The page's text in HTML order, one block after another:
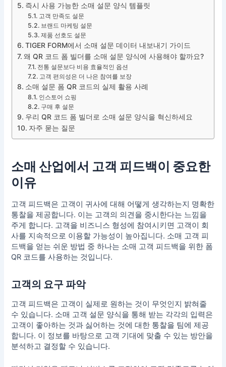
즉시 사용 가능한 소매 설문 양식 템플릿
고객 만족도 설문
브랜드 마케팅 설문
제품 선호도 설문
TIGER FORM에서 소매 설문 데이터 내보내기 가이드
왜 QR 코드 폼 빌더를 소매 설문 양식에 사용해야 할까요?
전통 설문보다 비용 효율적인 옵션
고객 편의성은 더 나은 참여를 보장
소매 설문 폼 QR 코드의 실제 활용 사례
인스토어 쇼핑
구매 후 설문
우리 QR 코드 폼 빌더로 소매 설문 양식을 혁신하세요
자주 묻는 질문
소매 산업에서 고객 피드백이 중요한
이유
고객 피드백은 고객이 귀사에 대해 어떻게 생각하는지 명확한
통찰을 제공합니다. 이는 고객의 의견을 중시한다는 느낌을
주게 합니다. 고객을 비즈니스 형성에 참여시키면 고객이 회
사를 지속적으로 이용할 가능성이 높아집니다. 소매 고객 피
드백을 얻는 쉬운 방법 중 하나는 소매 고객 피드백을 위한 폼
QR 코드를 사용하는 것입니다.
고객의 요구 파악
고객 피드백은 고객이 실제로 원하는 것이 무엇인지 밝혀줄
수 있습니다. 소매 고객 설문 양식을 통해 받는 각각의 입력은
고객이 좋아하는 것과 싫어하는 것에 대한 통찰을 팀에 제공
합니다. 이 정보를 바탕으로 고객 기대에 맞출 수 있는 방안을
분석하고 결정할 수 있습니다.